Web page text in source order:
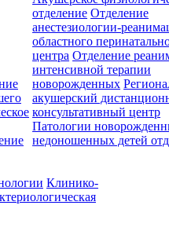
отделение Отделение
анестезиологии-
областного
центра Отделение
интенсивной терапии
новорожденных
акушерский
консультативный центр
Патологии
недоношенных детей
Клинико-